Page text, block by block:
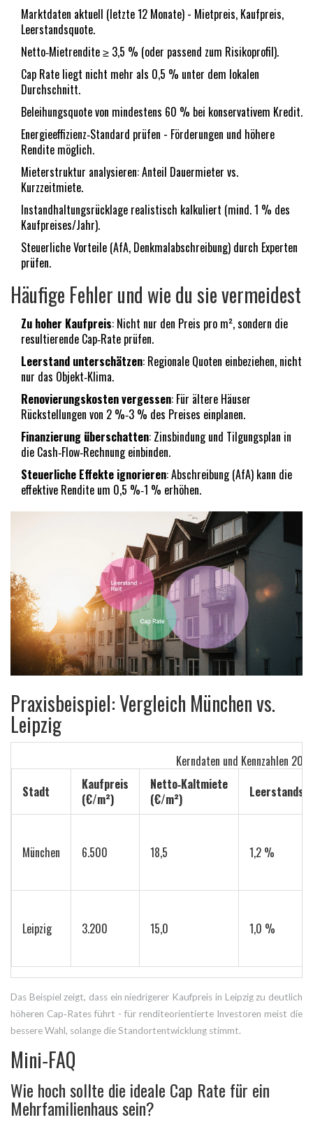
Marktdaten aktuell (letzte 12 Monate) - Mietpreis, Kaufpreis,
Leerstandsquote.
Netto‑Mietrendite ≥ 3,5 % (oder passend zum Risikoprofil).
Cap Rate liegt nicht mehr als 0,5 % unter dem lokalen
Durchschnitt.
Beleihungsquote von mindestens 60 % bei konservativem Kredit.
Energieeffizienz‑Standard prüfen - Förderungen und höhere
Rendite möglich.
Mieterstruktur analysieren: Anteil Dauermieter vs.
Kurzzeitmiete.
Instandhaltungsrücklage realistisch kalkuliert (mind. 1 % des
Kaufpreises/Jahr).
Steuerliche Vorteile (AfA, Denkmalabschreibung) durch Experten
prüfen.
Häufige Fehler und wie du sie vermeidest
Zu hoher Kaufpreis: Nicht nur den Preis pro m², sondern die
resultierende Cap‑Rate prüfen.
Leerstand unterschätzen: Regionale Quoten einbeziehen, nicht
nur das Objekt‑Klima.
Renovierungskosten vergessen: Für ältere Häuser
Rückstellungen von 2 %‑3 % des Preises einplanen.
Finanzierung überschatten: Zinsbindung und Tilgungsplan in
die Cash‑Flow‑Rechnung einbinden.
Steuerliche Effekte ignorieren: Abschreibung (AfA) kann die
effektive Rendite um 0,5 %‑1 % erhöhen.
Praxisbeispiel: Vergleich München vs.
Leipzig
Kerndaten und Kennzahlen
Stadt
Kaufpreis
(€/m²)
Netto‑Kaltmiete
(€/m²)
München 6.500 18,5 1,2 %
Leipzig 3.200 15,0 1,0 %
Das Beispiel zeigt, dass ein niedrigerer Kaufpreis in Leipzig zu deutlich
höheren Cap‑Rates führt - für renditeorientierte Investoren meist die
bessere Wahl, solange die Standortentwicklung stimmt.
Mini‑FAQ
Wie hoch sollte die ideale Cap Rate für ein
Mehrfamilienhaus sein?